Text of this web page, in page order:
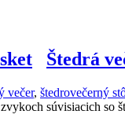
Štedrá
večer, štedrovečerný
súvisiacich so